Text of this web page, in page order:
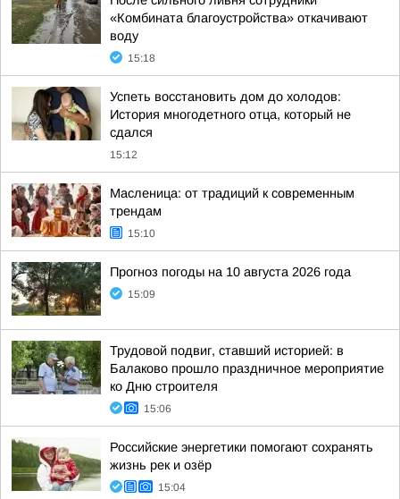
«Комбината благоустройства» откачивают
воду
15:18
Успеть восстановить дом до холодов:
История многодетного отца, который не
сдался
15:12
Масленица: от традиций к современным
трендам
15:10
Прогноз погоды на 10 августа 2026 года
15:09
Трудовой подвиг, ставший историей: в
Балаково прошло праздничное мероприятие
ко Дню строителя
15:06
Российские энергетики помогают сохранять
жизнь рек и озёр
15:04